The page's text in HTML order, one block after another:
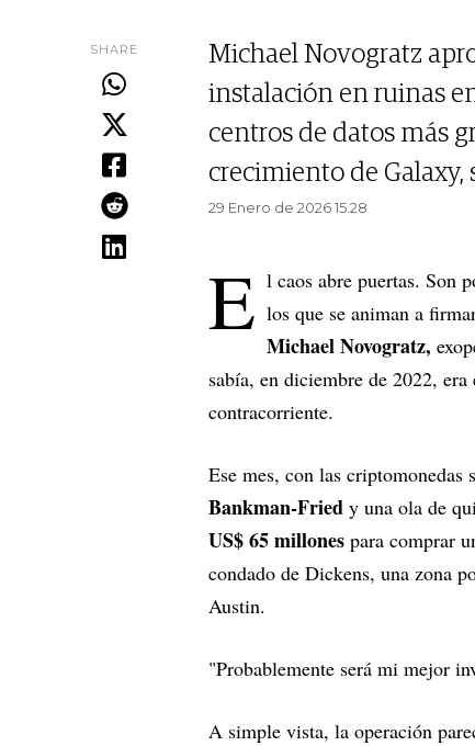
SHARE
Michael Novogratz
instalación en ruinas
centros de datos más
crecimiento de Galaxy,
29 Enero de 2026 15.28
E l caos abre puertas. Son
los que se animan a
Michael Novogratz,
sabía, en diciembre de 2022,
contracorriente.
Ese mes, con las
Bankman-Fried y una ola de
US$ 65 millones para comprar
condado de Dickens, una zona
Austin.
"Probablemente será mi mejor
A simple vista, la operación